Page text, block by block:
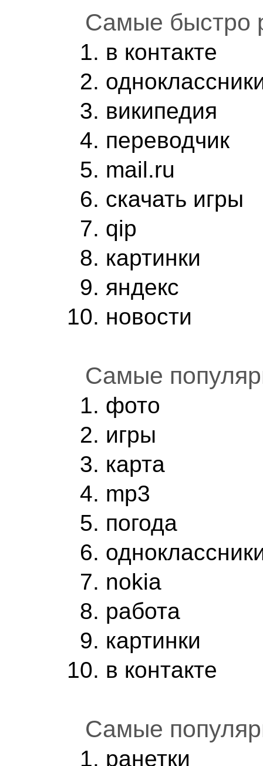
Cамые быстро
в контакте
википедия
переводчик
mail.ru
скачать игры
qip
картинки
яндекс
новости
Cамые
фото
игры
карта
mp3
погода
nokia
работа
картинки
в контакте
Самые
ранетки